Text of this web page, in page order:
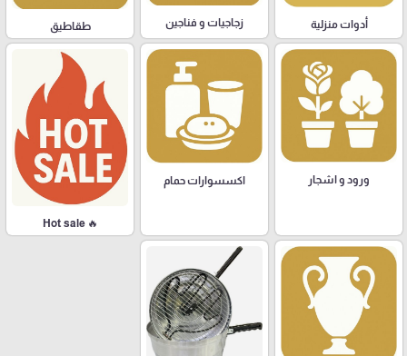
أدوات منزلية زجاجيات و فناجين طقاطيق
ورود و اشجار اكسسوارات حمام
🔥 Hot sale